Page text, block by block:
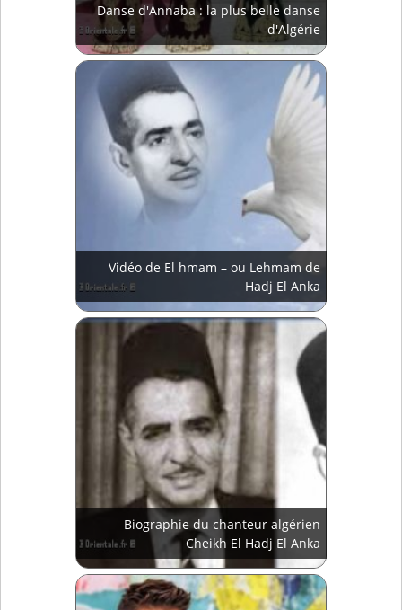
Danse d'Annaba : la plus belle danse
d'Algérie
Vidéo de El hmam – ou Lehmam de
Hadj El Anka
Biographie du chanteur algérien
Cheikh El Hadj El Anka